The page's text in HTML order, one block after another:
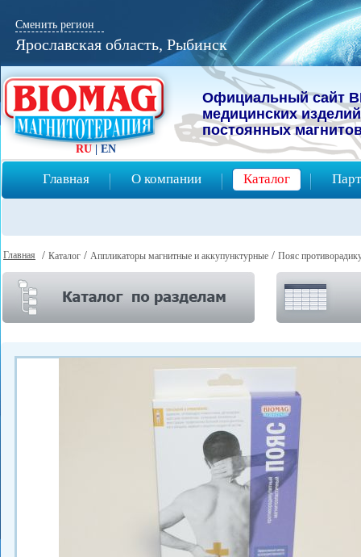
Официальный сайт
мeдицинcких
постоянных
Главная О компании Каталог
RU | EN
Сменить регион
Ярославская область, Рыбинск
Главная / Каталог / Аппликаторы магнитные и аккупунктурные / Пояс